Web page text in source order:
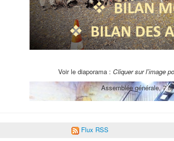
Voir le diaporama : Cliquer sur l'image
Assemblée générale, 7
Flux RSS